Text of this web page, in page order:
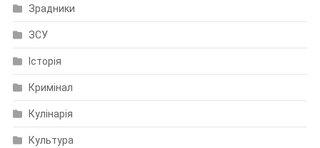
Зрадники
ЗСУ
Історія
Кримінал
Кулінарія
Культура